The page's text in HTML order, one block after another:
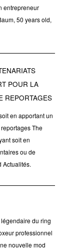
entrepreneur
50 years old,
POUR LA
REPORTAGES
en apportant un
The
soit en
ou de
Actualités.
du ring
professionnel
nouvelle mod